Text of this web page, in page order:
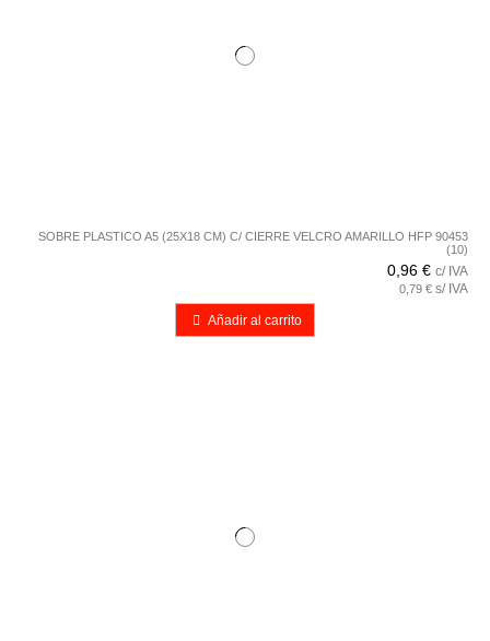
SOBRE PLASTICO A5 (25X18 CM) C/ CIERRE VELCRO AMARILLO HFP 90453
(10)
0,96 € c/ IVA
0,79 € s/ IVA
Añadir al carrito